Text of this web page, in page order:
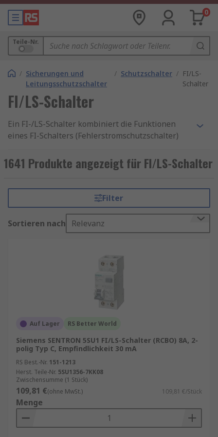
0
Teile-Nr.
/ Sicherungen und
Leitungsschutzschalter
/ Schutzschalter / FI/LS-
Schalter
FI/LS-Schalter
Ein FI-/LS-Schalter kombiniert die Funktionen
eines FI-Schalters (Fehlerstromschutzschalter)
in einem platzsparenden Gerät. Er schützt
zuverlässig vor Fehlerströmen, Überlastungen
Personen- und Anlagensicherheit in einem
einzigen Modul. Diese Kombischalter sind ideal
für den Einsatz in modernen Verteilungen,
insbesondere wenn wenig Platz vorhanden ist
FI- und LS-Schalter kaufen
Unser Sortiment enthält Qualitätsprodukte von
Contactum
Eaton .
Informationen zur spätesten Bestelluhrzeit für
eine garantierte Lieferung am nächsten Werktag
sowie zum Mindestbestellwert für eine
kostenfreie Lieferung finden Sie auf der
jeweiligen Produktseite.
RS ist Ihr Ansprechpartner für
Beschaffungslösungen mit unserenRS
1641 Produkte angezeigt für FI/LS-Schalter
Filter
Sortieren nach Relevanz
Auf Lager RS Better World
Siemens SENTRON 5SU1 FI/LS-Schalter (RCBO) 8A, 2-
polig Typ C, Empfindlichkeit 30 mA
RS Best.-Nr. 151-1213
Herst. Teile-Nr. 5SU1356-7KK08
Zwischensumme (1 Stück)
109,81 €(ohne MwSt.) 109,81 €/Stück
Menge